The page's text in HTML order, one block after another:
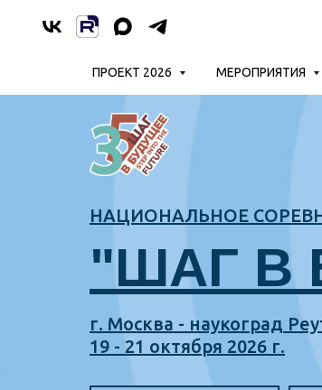
ПРОЕКТ 2026 МЕРОПРИЯТИЯ
"ШАГ В
НАЦИОНАЛЬНОЕ
г. Москва - наукоград
19 - 21 октября 2026 г.